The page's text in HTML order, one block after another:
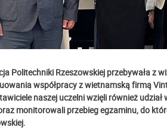
Politechniki Rzeszowskiej przebywała z
współpracy z wietnamską firmą
naszej uczelni wzięli również udział
monitorowali przebieg egzaminu, do